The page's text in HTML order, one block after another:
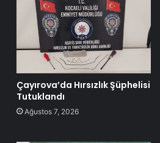
Çayırova’da Hırsızlık Şüphelisi
Tutuklandı
Ağustos 7, 2026